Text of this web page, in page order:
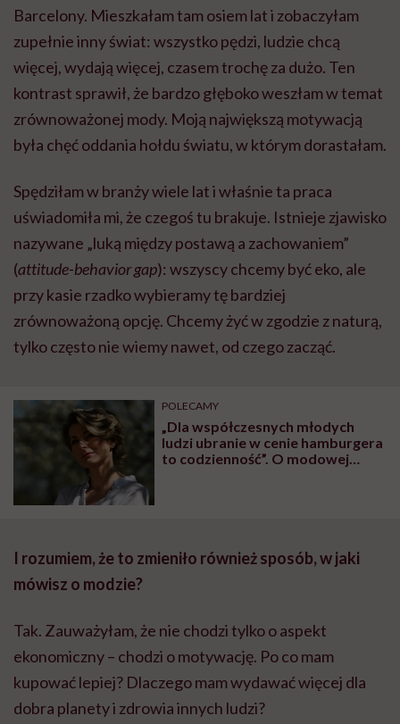
Barcelony. Mieszkałam tam osiem lat i zobaczyłam
zupełnie inny świat: wszystko pędzi, ludzie chcą
więcej, wydają więcej, czasem trochę za dużo. Ten
kontrast sprawił, że bardzo głęboko weszłam w temat
zrównoważonej mody. Moją największą motywacją
była chęć oddania hołdu światu, w którym dorastałam.
Spędziłam w branży wiele lat i właśnie ta praca
uświadomiła mi, że czegoś tu brakuje. Istnieje zjawisko
nazywane „luką między postawą a zachowaniem”
(attitude-behavior gap): wszyscy chcemy być eko, ale
przy kasie rzadko wybieramy tę bardziej
zrównoważoną opcję. Chcemy żyć w zgodzie z naturą,
tylko często nie wiemy nawet, od czego zacząć.
POLECAMY
„Dla współczesnych młodych
ludzi ubranie w cenie hamburgera
to codzienność”. O modowej
I rozumiem, że to zmieniło również sposób, w jaki
mówisz o modzie?
Tak. Zauważyłam, że nie chodzi tylko o aspekt
ekonomiczny – chodzi o motywację. Po co mam
kupować lepiej? Dlaczego mam wydawać więcej dla
dobra planety i zdrowia innych ludzi?